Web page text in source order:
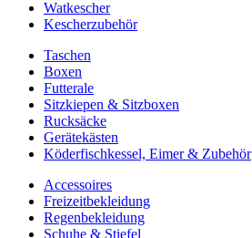
Watkescher
Kescherzubehör
Taschen
Boxen
Futterale
Sitzkiepen & Sitzboxen
Rucksäcke
Gerätekästen
Köderfischkessel, Eimer & Zubehör
Accessoires
Freizeitbekleidung
Regenbekleidung
Schuhe & Stiefel